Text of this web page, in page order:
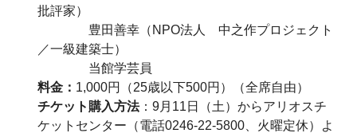
批評家）
豊田善幸（NPO法人 中之作プロジェクト
／一級建築士）
当館学芸員
料金： 1,000円（25歳以下500円）（全席自由）
チケット購入方法：9月11日（土）からアリオスチ
ケットセンター（電話0246-22-5800、火曜定休）よ